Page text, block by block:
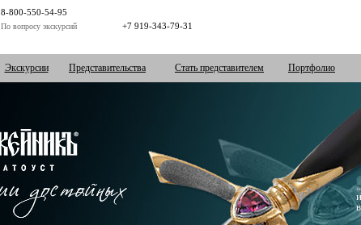
8-800-550-54-95
По вопросу экскурсий +7 919-343-79-31
Экскурсии Представительства Стать представителем Портфолио